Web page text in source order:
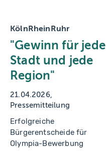
KölnRheinRuhr
"Gewinn für jede
Stadt und jede
Region"
21.04.2026
Pressemitteilung
Erfolgreiche
Bürgerentscheide für
Olympia-Bewerbung